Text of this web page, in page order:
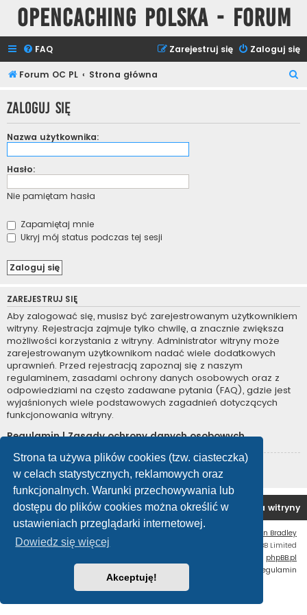
Strona ta używa plików cookies (tzw. ciasteczka)
w celach statystycznych, reklamowych oraz
funkcjonalnych. Warunki przechowywania lub
dostępu do plików cookies można określić w
ustawieniach przeglądarki internetowej.
Dowiedz się więcej
Akceptuję!
Opencaching Polska - Forum
FAQ Zaloguj się
Zarejestruj się
Forum OC PL Strona główna
k
Zaloguj się
Nazwa użytkownika:
Hasło:
Nie pamiętam hasła
Zapamiętaj mnie
Ukryj mój status podczas tej sesji
ZAREJESTRUJ SIĘ
Aby zalogować się, musisz być zarejestrowanym użytkownikiem
witryny. Rejestracja zajmuje tylko chwilę, a znacznie zwiększa
możliwości korzystania z witryny. Administrator witryny może
zarejestrowanym użytkownikom nadać wiele dodatkowych
uprawnień. Przed rejestracją zapoznaj się z naszym
regulaminem, zasadami ochrony danych osobowych oraz z
odpowiedziami na często zadawane pytania (FAQ), gdzie jest
wyjaśnionych wiele podstawowych zagadnień dotyczących
funkcjonowania witryny.
Regulamin|Zasady ochrony danych osobowych
Zarejestruj się
Forum OC PL Strona główna Usuń ciasteczka witryny
Ian Bradley
Technologię dostarcza
® Forum Software © phpBB Limited
phpBB.pl
Regulamin